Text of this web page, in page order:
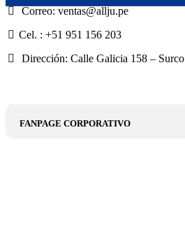
Correo: ventas@allju.pe
Cel. : +51 951 156 203
Dirección: Calle Galicia 158 – Surco
FANPAGE CORPORATIVO